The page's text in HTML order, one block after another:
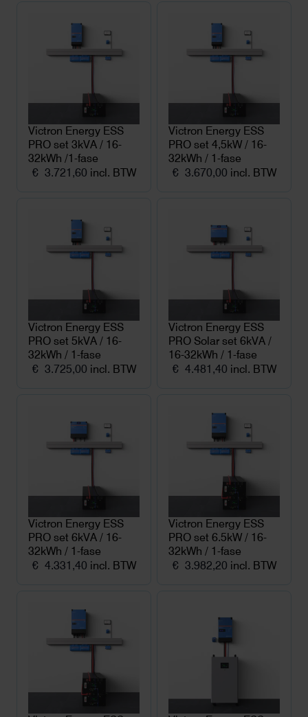
Victron Energy ESS
PRO set 3kVA / 16-
32kWh /1-fase
€ 3.721,60 incl. BTW
Victron Energy ESS
PRO set 4,5kW / 16-
32kWh / 1-fase
€ 3.670,00 incl. BTW
Victron Energy ESS
PRO set 5kVA / 16-
32kWh / 1-fase
€ 3.725,00 incl. BTW
Victron Energy ESS
PRO Solar set 6kVA /
16-32kWh / 1-fase
€ 4.481,40 incl. BTW
Victron Energy ESS
PRO set 6kVA / 16-
32kWh / 1-fase
€ 4.331,40 incl. BTW
Victron Energy ESS
PRO set 6.5kW / 16-
32kWh / 1-fase
€ 3.982,20 incl. BTW